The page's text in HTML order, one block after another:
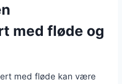
med fløde og
med fløde kan være